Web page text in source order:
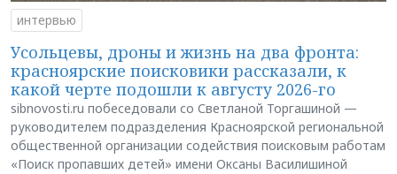
интервью
Усольцевы, дроны и жизнь на два фронта:
красноярские поисковики рассказали, к
какой черте подошли к августу 2026-го
sibnovosti.ru побеседовали со Светланой Торгашиной —
руководителем подразделения Красноярской региональной
общественной организации содействия поисковым работам
«Поиск пропавших детей» имени Оксаны Василишиной